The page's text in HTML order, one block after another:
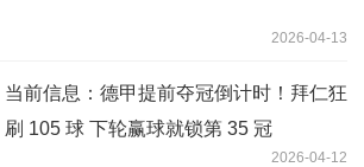
2026-04-13
当前信息：德甲提前夺冠倒计时！拜仁狂
刷 105 球 下轮赢球就锁第 35 冠
2026-04-12